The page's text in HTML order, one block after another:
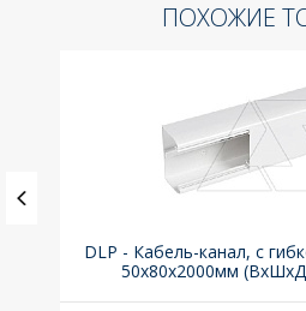
ПОХОЖИЕ
DLP - Кабель-канал, с
50x80х2000мм